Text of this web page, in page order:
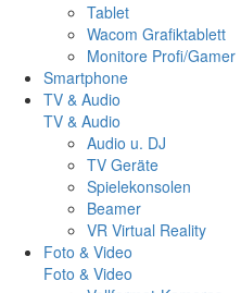
Tablet
Wacom Grafiktablett
Monitore Profi/Gamer
Smartphone
TV & Audio
TV & Audio
Audio u. DJ
TV Geräte
Spielekonsolen
Beamer
VR Virtual Reality
Foto & Video
Foto & Video